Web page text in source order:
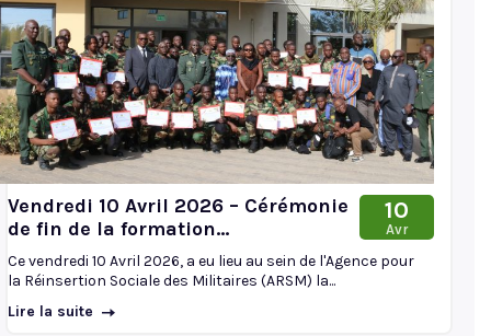
Vendredi 10 Avril 2026 – Cérémonie
de fin de la formation...
10
Avr
Ce vendredi 10 Avril 2026, a eu lieu au sein de l'Agence pour
la Réinsertion Sociale des Militaires (ARSM) la...
Lire la suite